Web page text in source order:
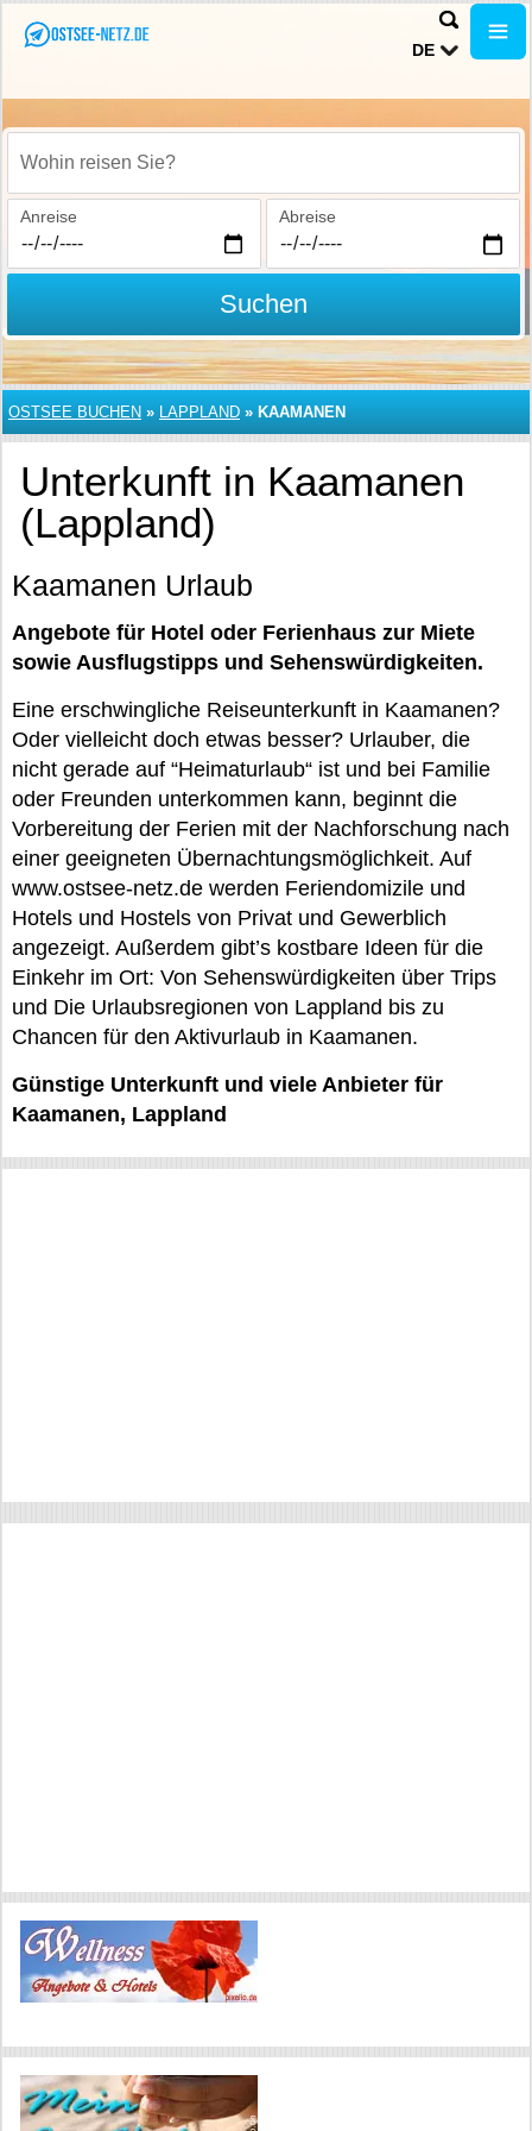
DE
Wohin reisen Sie?
Anreise Abreise
Suchen
OSTSEE BUCHEN » LAPPLAND » KAAMANEN
Unterkunft in Kaamanen
(Lappland)
Kaamanen Urlaub
Angebote für Hotel oder Ferienhaus zur Miete
sowie Ausflugstipps und Sehenswürdigkeiten.
Eine erschwingliche Reiseunterkunft in Kaamanen?
Oder vielleicht doch etwas besser? Urlauber, die
nicht gerade auf “Heimaturlaub“ ist und bei Familie
oder Freunden unterkommen kann, beginnt die
Vorbereitung der Ferien mit der Nachforschung nach
einer geeigneten Übernachtungsmöglichkeit. Auf
www.ostsee-netz.de werden Feriendomizile und
Hotels und Hostels von Privat und Gewerblich
angezeigt. Außerdem gibt’s kostbare Ideen für die
Einkehr im Ort: Von Sehenswürdigkeiten über Trips
und Die Urlaubsregionen von Lappland bis zu
Chancen für den Aktivurlaub in Kaamanen.
Günstige Unterkunft und viele Anbieter für
Kaamanen, Lappland